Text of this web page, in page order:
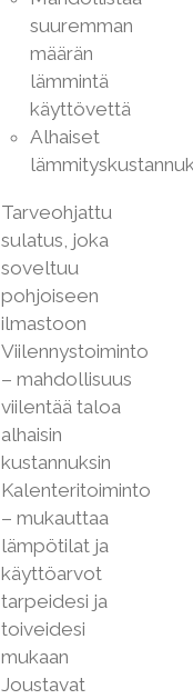
suuremman
määrän
lämmintä
käyttövettä
Alhaiset
Tarveohjattu
sulatus, joka
soveltuu
pohjoiseen
ilmastoon
Viilennystoiminto
– mahdollisuus
viilentää taloa
alhaisin
kustannuksin
Kalenteritoiminto
– mukauttaa
lämpötilat ja
käyttöarvot
tarpeidesi ja
toiveidesi
mukaan
Joustavat